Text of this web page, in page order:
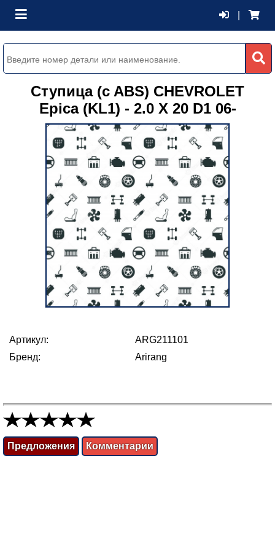
Ступица (c ABS) CHEVROLET
Epica (KL1) - 2.0 X 20 D1 06-
Артикул:
ARG211101
Бренд:
Arirang
Предложения Комментарии